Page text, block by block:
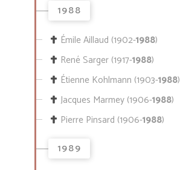
1988
Émile Aillaud (1902-1988)
René Sarger (1917-1988)
Étienne Kohlmann (1903-1988)
Jacques Marmey (1906-1988)
Pierre Pinsard (1906-1988)
1989